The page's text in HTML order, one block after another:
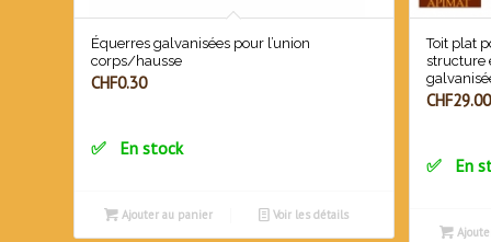
Équerres galvanisées pour l’union
corps/hausse
CHF0.30
En stock
Ajouter au panier Voir les détails
Toit plat
structure
CHF29.00
En